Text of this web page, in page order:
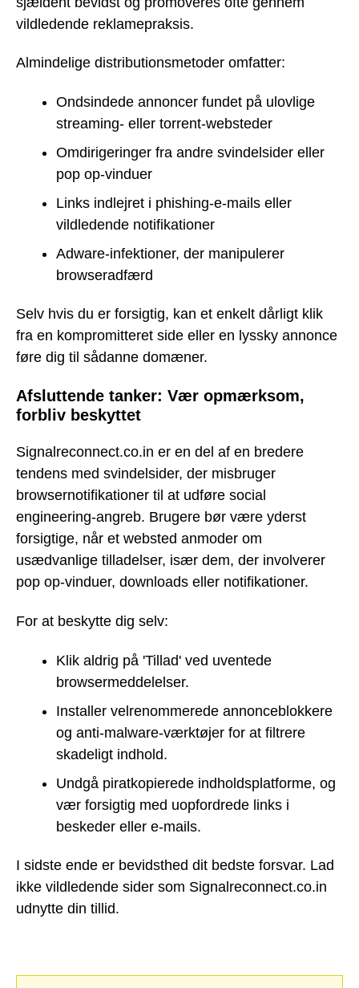
vildledende reklamepraksis.
Almindelige distributionsmetoder omfatter:
Ondsindede annoncer fundet på ulovlige
streaming- eller torrent-websteder
Omdirigeringer fra andre svindelsider eller
pop op-vinduer
Links indlejret i phishing-e-mails eller
vildledende notifikationer
Adware-infektioner, der manipulerer
browseradfærd
Selv hvis du er forsigtig, kan et enkelt dårligt klik
fra en kompromitteret side eller en lyssky annonce
føre dig til sådanne domæner.
Afsluttende tanker: Vær opmærksom,
forbliv beskyttet
Signalreconnect.co.in er en del af en bredere
tendens med svindelsider, der misbruger
browsernotifikationer til at udføre social
engineering-angreb. Brugere bør være yderst
forsigtige, når et websted anmoder om
usædvanlige tilladelser, især dem, der involverer
pop op-vinduer, downloads eller notifikationer.
For at beskytte dig selv:
Klik aldrig på 'Tillad' ved uventede
browsermeddelelser.
Installer velrenommerede annonceblokkere
og anti-malware-værktøjer for at filtrere
skadeligt indhold.
Undgå piratkopierede indholdsplatforme, og
vær forsigtig med uopfordrede links i
beskeder eller e-mails.
I sidste ende er bevidsthed dit bedste forsvar. Lad
ikke vildledende sider som Signalreconnect.co.in
udnytte din tillid.